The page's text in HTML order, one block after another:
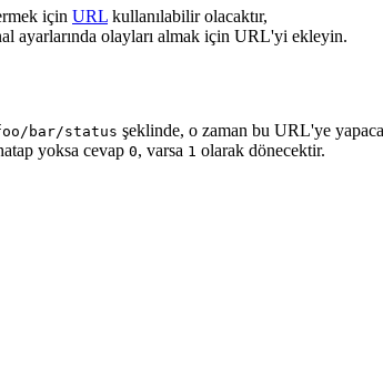
için URL kullanılabilir olacaktır,
ayarlarında olayları almak için URL'yi ekleyin.
bar/status şeklinde, o zaman bu URL'ye
yoksa cevap 0, varsa 1 olarak dönecektir.